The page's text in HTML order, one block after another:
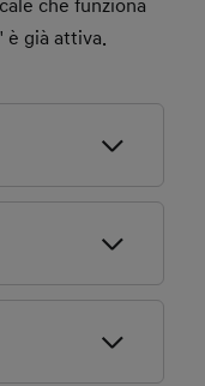
che funziona
è già attiva.
devi
potrebbe
cui si limita la ricerca
altro stato, pronuncia il